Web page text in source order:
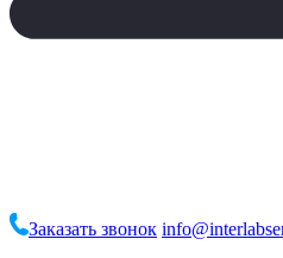
Заказать звонок